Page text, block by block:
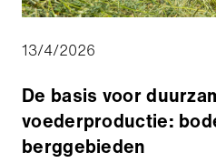
13/4/2026
De basis voor
voederproductie:
berggebieden